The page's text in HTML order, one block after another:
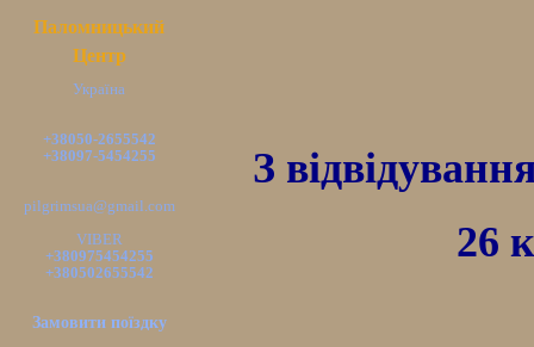
Паломницький
Центр
Україна
+38050-2655542
+38097-5454255
pilgrimsua@gmail.com
VIBER
+380975454255
+380502655542
Замовити поїздку
З
26